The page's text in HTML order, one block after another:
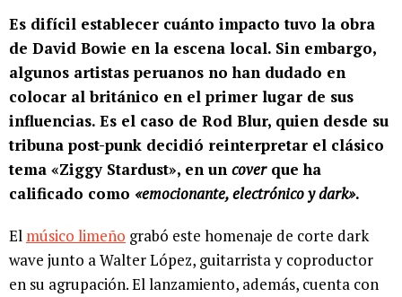
Es difícil establecer cuánto impacto tuvo la obra
de David Bowie en la escena local. Sin embargo,
algunos artistas peruanos no han dudado en
colocar al británico en el primer lugar de sus
influencias. Es el caso de Rod Blur, quien desde su
tribuna post-punk decidió reinterpretar el clásico
tema «Ziggy Stardust», en un coverque ha
calificado como «emocionante, electrónico y dark».
El músico limeño grabó este homenaje de corte dark
wave junto a Walter López, guitarrista y coproductor
en su agrupación. El lanzamiento, además, cuenta con